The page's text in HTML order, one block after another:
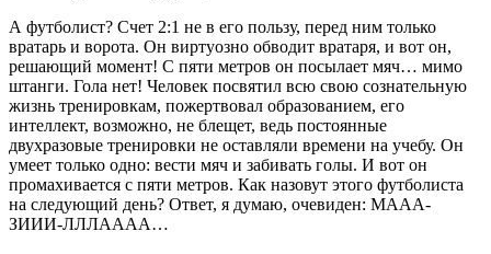
А футболист? Счет 2:1 не в его пользу, перед ним только
вратарь и ворота. Он виртуозно обводит вратаря, и вот он,
решающий момент! С пяти метров он посылает мяч… мимо
штанги. Гола нет! Человек посвятил всю свою сознательную
жизнь тренировкам, пожертвовал образованием, его
интеллект, возможно, не блещет, ведь постоянные
двухразовые тренировки не оставляли времени на учебу. Он
умеет только одно: вести мяч и забивать голы. И вот он
промахивается с пяти метров. Как назовут этого футболиста
на следующий день? Ответ, я думаю, очевиден: МААА-
ЗИИИ-ЛЛЛАААА…